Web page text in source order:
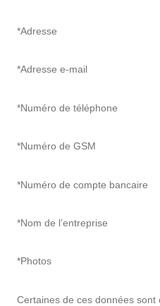
*Adresse
*Adresse e-mail
*Numéro de téléphone
*Numéro de GSM
*Numéro de compte bancaire
*Nom de l’entreprise
*Photos
Certaines de ces données sont